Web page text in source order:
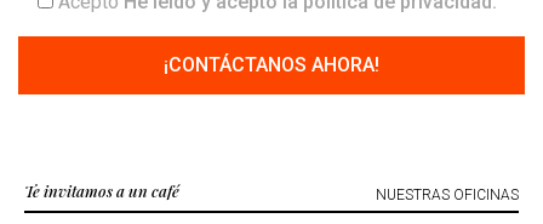
Te invitamos a un café NUESTRAS OFICINAS